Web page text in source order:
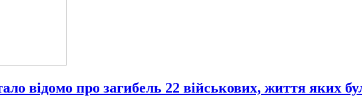
відомо про загибель 22 військових, життя яких